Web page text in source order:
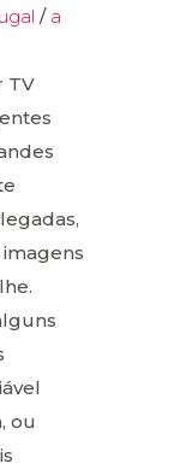
/a
TV
ou